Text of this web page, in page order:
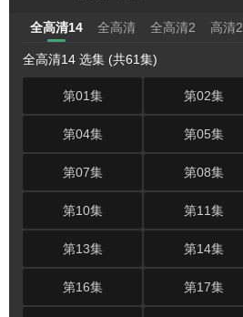
全高清14 全高清 全高清2 高清2
全高清14 选集 (共61集)
第01集 第02集
第04集 第05集
第07集 第08集
第10集 第11集
第13集 第14集
第16集 第17集